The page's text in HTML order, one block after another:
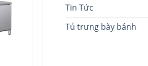
Tin Tức
Tủ trưng bày bánh